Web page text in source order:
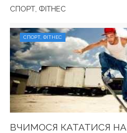
СПОРТ, ФІТНЕС
СПОРТ, ФІТНЕС
ВЧИМОСЯ КАТАТИСЯ НА